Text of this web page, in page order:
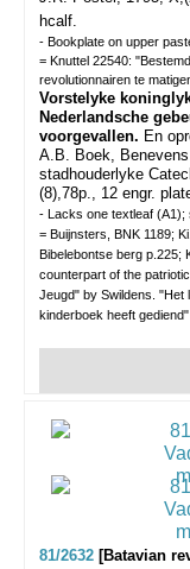
hcalf.
- Bookplate on upper
= Knuttel 22540:
revolutionnairen te
Vorstelyke
Nederlandsche
voorgevallen. En
A.B. Boek,
stadhouderlyke
(8),78p., 12 engr.
- Lacks one textleaf (A1);
= Buijnsters, BNK 1189;
Bibelebontse berg p.225;
counterpart of the
Jeugd" by Swildens. "Het
kinderboek heeft gediend"
81/2632 [Batavian